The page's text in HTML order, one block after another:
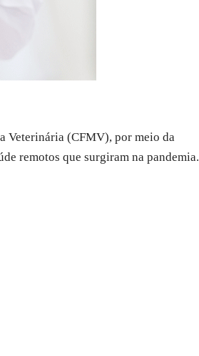
Veterinária (CFMV), por meio da
remotos que surgiram na pandemia.